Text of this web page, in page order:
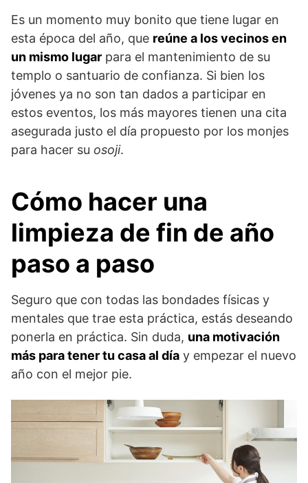
Es un momento muy bonito que tiene lugar en
esta época del año, que reúne a los vecinos en
un mismo lugar para el mantenimiento de su
templo o santuario de confianza. Si bien los
jóvenes ya no son tan dados a participar en
estos eventos, los más mayores tienen una cita
asegurada justo el día propuesto por los monjes
para hacer su osoji.
Cómo hacer una
limpieza de fin de año
paso a paso
Seguro que con todas las bondades físicas y
mentales que trae esta práctica, estás deseando
ponerla en práctica. Sin duda, una motivación
más para tener tu casa al día y empezar el nuevo
año con el mejor pie.